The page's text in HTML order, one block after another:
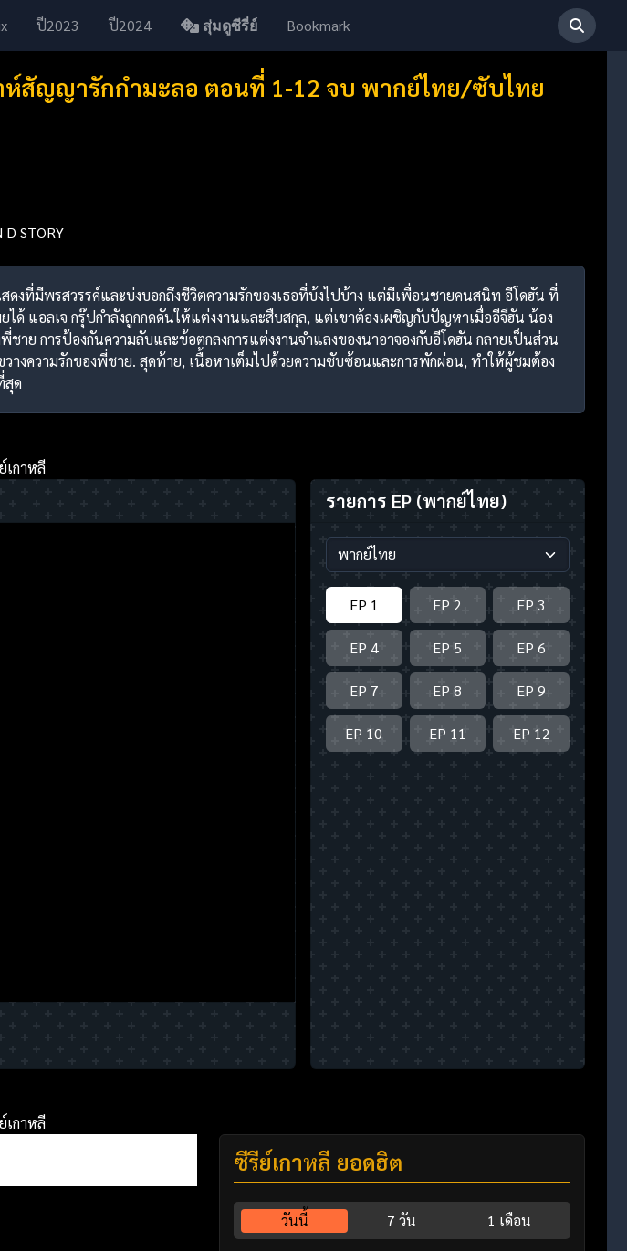
ปี2023 ปี2024 สุ่มดูซีรี่ย์ Bookmark
าห์สัญญารักกำมะลอ ตอนที่ 1-12 จบ พากย์ไทย/ซับไทย
D STORY
ดงที่มีพรสวรรค์และบ่งบอกถึงชีวิตความรักของเธอที่บ้งไปบ้าง แต่มีเพื่อนชายคนสนิท อีโดฮัน ที่
ด้ แอลเจ กรุ๊ปกำลังถูกกดดันให้แต่งงานและสืบสกุล, แต่เขาต้องเผชิญกับปัญหาเมื่ออีจีฮัน น้อง
าย การป้องกันความลับและข้อตกลงการแต่งงานจำแลงของนาอาจองกับอีโดฮัน กลายเป็นส่วน
งความรักของพี่ชาย. สุดท้าย, เนื้อหาเต็มไปด้วยความซับซ้อนและการพักผ่อน, ทำให้ผู้ชมต้อง
สุด
เกาหลี
รายการ EP (พากย์ไทย)
EP 1 EP 2 EP 3
EP 4 EP 5 EP 6
EP 7 EP 8 EP 9
EP 10 EP 11 EP 12
เกาหลี
ซีรี่ย์เกาหลี ยอดฮิต
วันนี้ 7 วัน 1 เดือน